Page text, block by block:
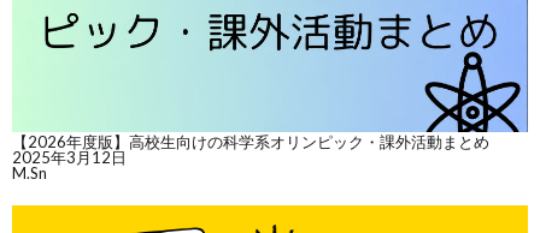
【2026年度版】高校生向けの科学系オリンピック・課外活動まとめ
2025年3月12日
M.Sn